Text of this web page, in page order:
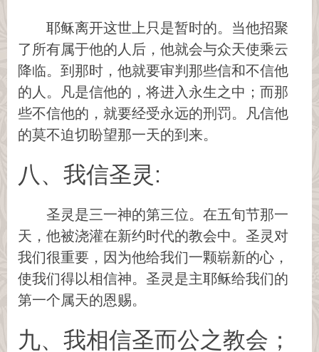
耶稣离开这世上只是暂时的。当他招聚
了所有属于他的人后，他就会与众天使乘云
降临。到那时，他就要审判那些信和不信他
的人。凡是信他的，将进入永生之中；而那
些不信他的，就要经受永远的刑罚。凡信他
的莫不迫切盼望那一天的到来。
八、我信圣灵:
圣灵是三一神的第三位。在五旬节那一
天，他被浇灌在新约时代的教会中。圣灵对
我们很重要，因为他给我们一颗崭新的心，
使我们得以相信神。圣灵是主耶稣给我们的
第一个属天的恩赐。
九、我相信圣而公之教会；